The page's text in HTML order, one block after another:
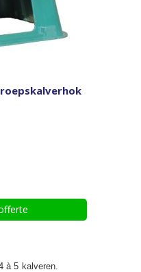
à 5 kalveren.